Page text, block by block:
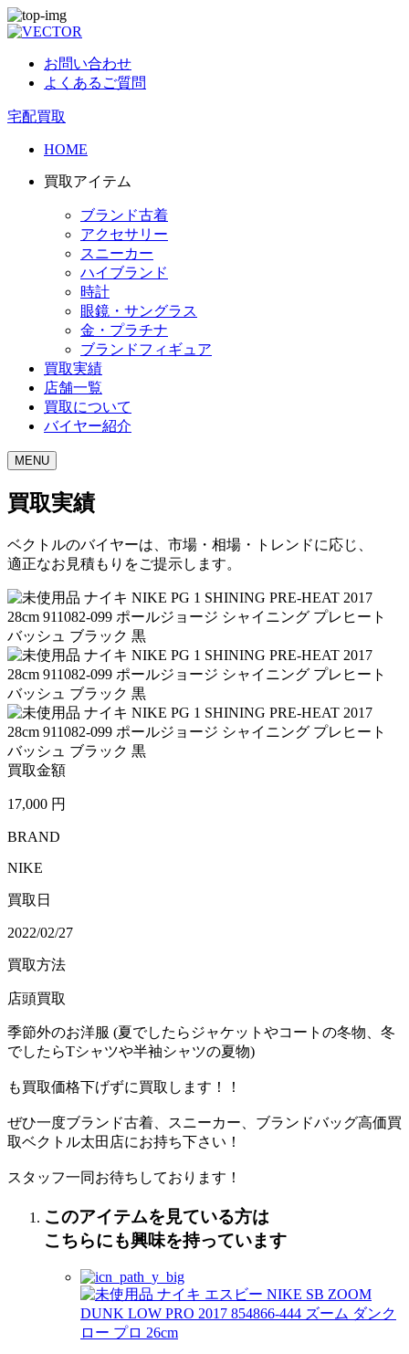
お問い合わせ
よくあるご質問
宅配買取
HOME
買取アイテム
ブランド古着
アクセサリー
スニーカー
ハイブランド
時計
眼鏡・サングラス
金・プラチナ
ブランドフィギュア
買取実績
店舗一覧
買取について
バイヤー紹介
MENU
買取実績
ベクトルのバイヤーは、市場・相場・トレンドに応じ、
適正なお見積もりをご提示します。
買取金額
17,000 円
BRAND
NIKE
買取日
2022/02/27
買取方法
店頭買取
季節外のお洋服 (夏でしたらジャケットやコートの冬物、冬
でしたらTシャツや半袖シャツの夏物)
も買取価格下げずに買取します！！
ぜひ一度ブランド古着、スニーカー、ブランドバッグ高価買
取ベクトル太田店にお持ち下さい！
スタッフ一同お待ちしております！
このアイテムを見ている方は
こちらにも興味を持っています